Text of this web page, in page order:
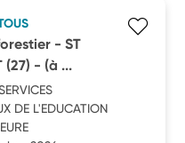
- ST
(27) - (à ...
DE L'EDUCATION